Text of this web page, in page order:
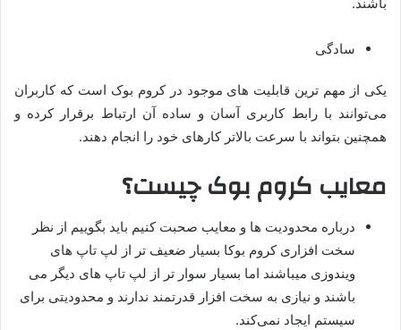
سادگی
یکی از مهم ترین قابلیت های موجود در کروم بوک است که کاربران
می‌توانند با رابط کاربری آسان و ساده آن ارتباط برقرار کرده و
همچنین بتواند با سرعت بالاتر کارهای خود را انجام دهند.
معایب کروم بوک چیست؟
درباره محدودیت ها و معایب صحبت کنیم باید بگوییم از نظر
سخت افزاری کروم بوکا بسیار ضعیف تر از لپ تاپ های
ویندوزی میباشند اما بسیار سوار تر از لپ تاپ های دیگر می
باشند و نیازی به سخت افزار قدرتمند ندارند و محدودیتی برای
سیستم ایجاد نمی‌کند.